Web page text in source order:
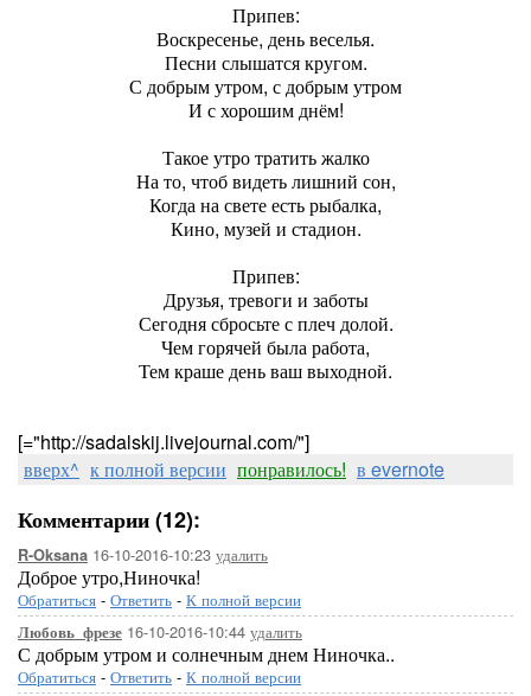
Припев:
Воскресенье, день веселья.
Песни слышатся кругом.
С добрым утром, с добрым утром
И с хорошим днём!
Такое утро тратить жалко
На то, чтоб видеть лишний сон,
Когда на свете есть рыбалка,
Кино, музей и стадион.
Припев:
Друзья, тревоги и заботы
Сегодня сбросьте с плеч долой.
Чем горячей была работа,
Тем краше день ваш выходной.
[="http://sadalskij.livejournal.com/"]
вверх^ к полной версии понравилось! в evernote
Комментарии (12):
R-Oksana 16-10-2016-10:23 удалить
Доброе утро,Ниночка!
Обратиться - Ответить - К полной версии
Любовь_фрезе 16-10-2016-10:44 удалить
С добрым утром и солнечным днем Ниночка..
Обратиться - Ответить - К полной версии